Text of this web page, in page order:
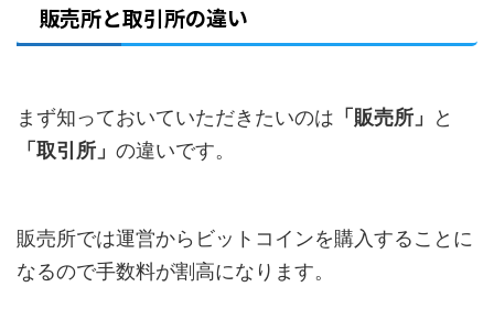
販売所と取引所の違い
まず知っておいていただきたいのは 「販売所」
と
「取引所」 の違いです。
販売所では運営からビットコインを購入することに
なるので手数料が割高になります。